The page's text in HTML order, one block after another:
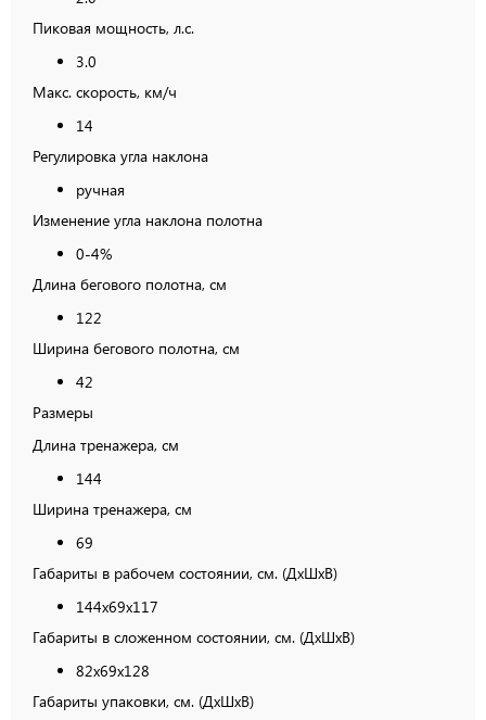
Пиковая мощность, л.с.
3.0
Макс. скорость, км/ч
14
Регулировка угла наклона
ручная
Изменение угла наклона полотна
0-4%
Длина бегового полотна, см
122
Ширина бегового полотна, см
42
Размеры
Длина тренажера, см
144
Ширина тренажера, см
69
Габариты в рабочем состоянии, см. (ДхШхВ)
144х69х117
Габариты в сложенном состоянии, см. (ДхШхВ)
82х69х128
Габариты упаковки, см. (ДхШхВ)